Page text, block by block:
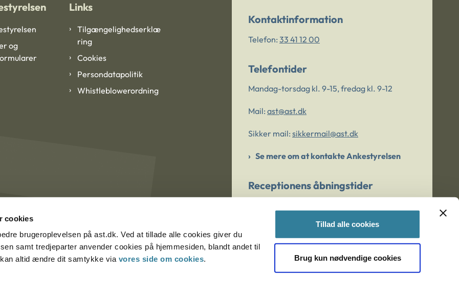
cookies
brugeroplevelsen på ast.dk. Ved at tillade alle cookies giver du
samt tredjeparter anvender cookies på hjemmesiden, blandt andet til
altid ændre dit samtykke via vores side om cookies.
Tillad alle cookies
Brug kun nødvendige cookies
og
Links
Tilgængelighedserklæ
ring
Cookies
Persondatapolitik
Whistleblowerordning
Kontaktinformation
Telefon: 33 41 12 00
Telefontider
Mandag-torsdag kl. 9-15, fredag kl. 9-12
Mail: ast@ast.dk
Sikker mail: sikkermail@ast.dk
Se mere om at kontakte Ankestyrelsen
Receptionens åbningstider
Er du bekymret for et barn/en ung?